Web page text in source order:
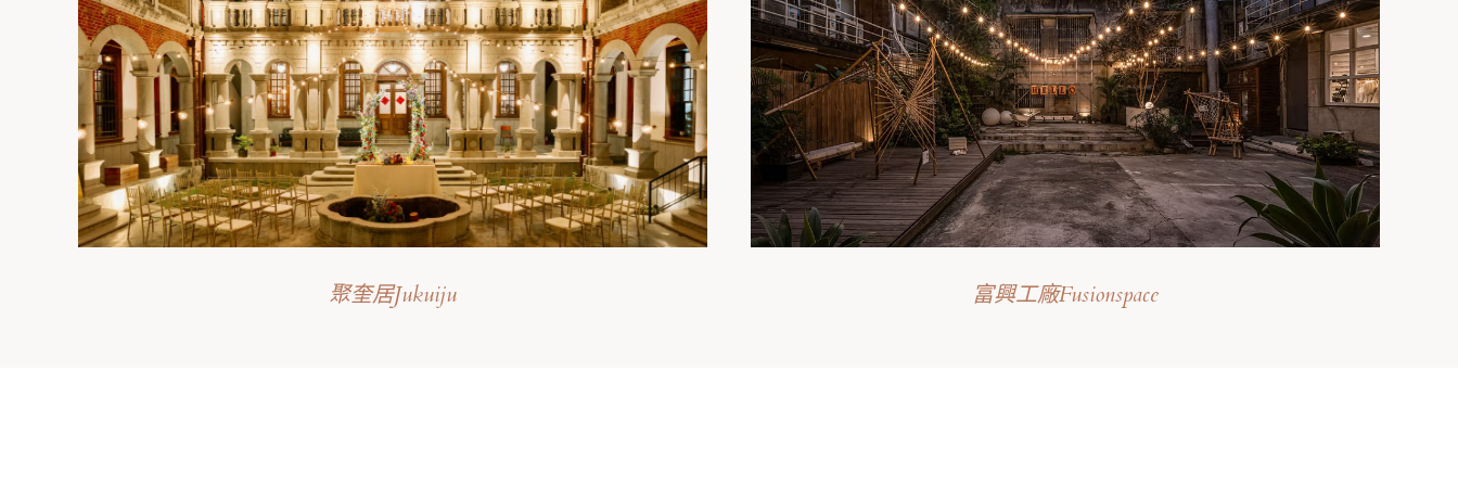
聚奎居Jukuiju 富興⼯廠Fusionspace